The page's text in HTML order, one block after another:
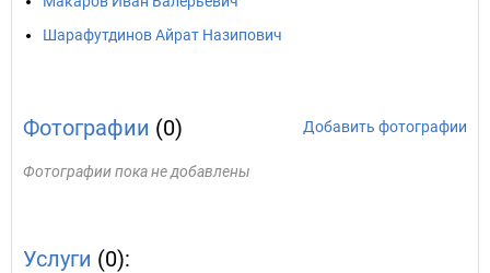
Шарафутдинов Айрат Назипович
Фотографии (0) Добавить фотографии
Фотографии пока не добавлены
Услуги (0):